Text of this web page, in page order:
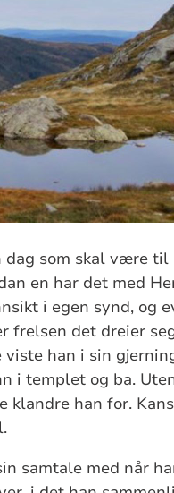
dag som skal være
en har det med
i egen synd, og
frelsen det dreier
han i sin
i templet og ba.
klandre han for.
samtale med når